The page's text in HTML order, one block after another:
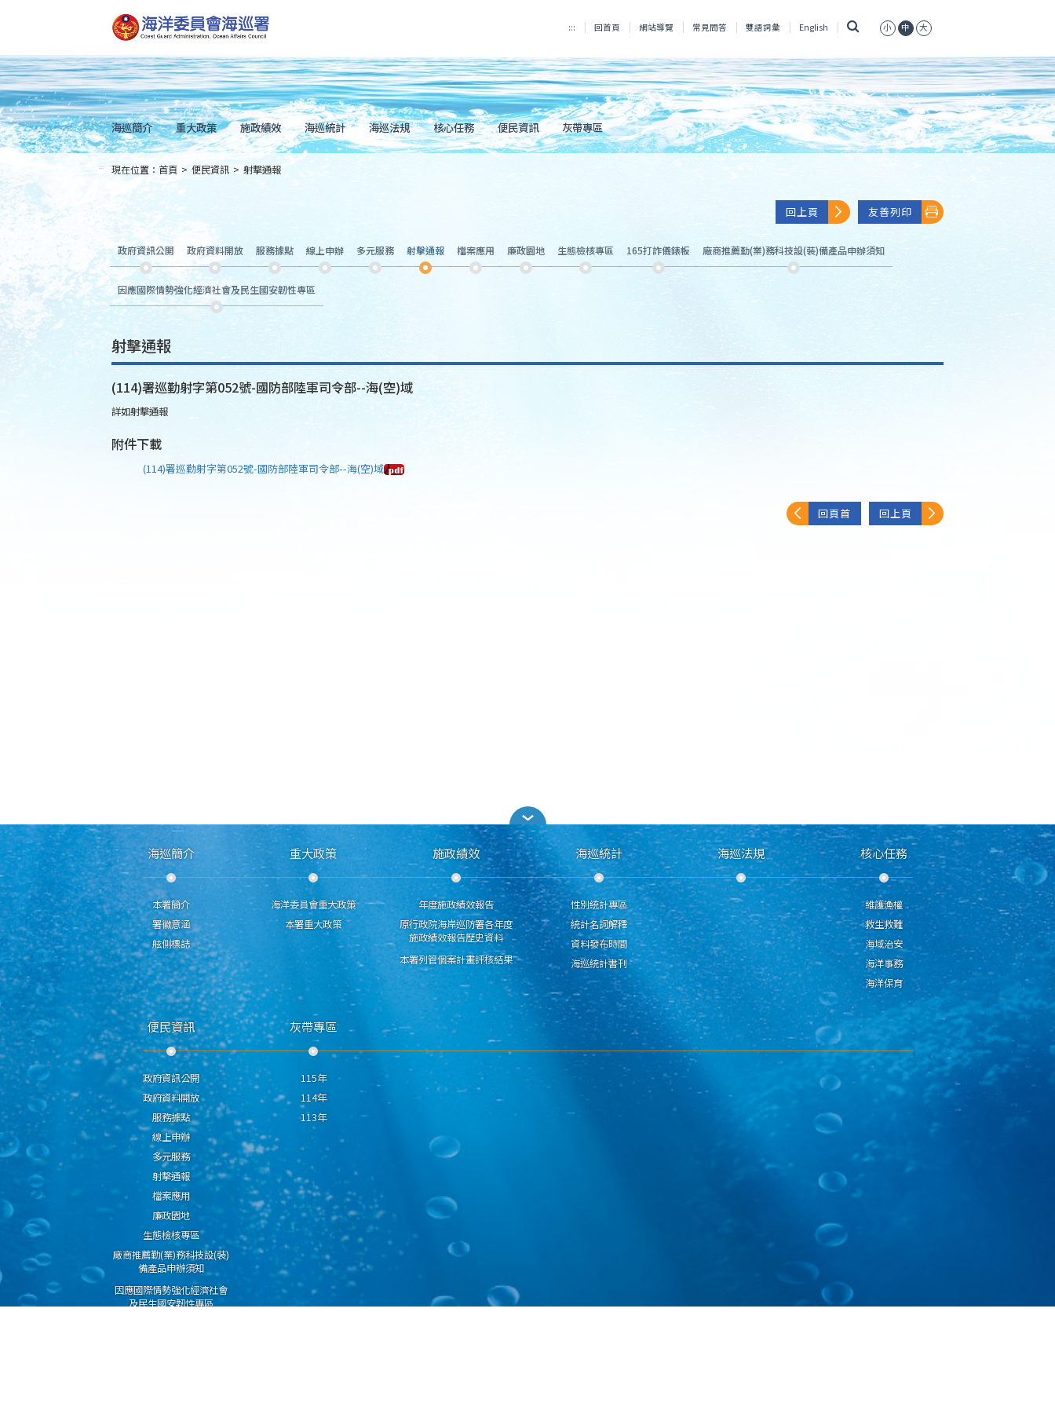
到
主
內
容
Skip
to
main
content
::: 回首頁 網站導覽 常見問答 雙語詞彙 English 小 中 大
海巡簡介 重大政策 施政績效 海巡統計 海巡法規 核心任務 便民資訊 灰帶專區
::: 現在位置： 首頁 > 便民資訊 > 射擊通報
回上頁 友善列印
政府資訊公開 政府資料開放 服務據點 線上申辦 多元服務 射擊通報 檔案應用 廉政園地 生態檢核專區 165打詐儀錶板 廠商推薦勤(業)務科技設(裝)備產品申辦須知
因應國際情勢強化經濟社會及民生國安韌性專區
射擊通報
(114)署巡勤射字第052號-國防部陸軍司令部--海(空)域
詳如射擊通報
附件下載
(114)署巡勤射字第052號-國防部陸軍司令部--海(空)域
回頁首 回上頁
海巡簡介
本署簡介
署徽意涵
舷側標誌
重大政策
海洋委員會重大政策
本署重大政策
施政績效
年度施政績效報告
原行政院海岸巡防署各年度
施政績效報告歷史資料
本署列管個案計畫評核結果
海巡統計
性別統計專區
統計名詞解釋
資料發布時間
海巡統計書刊
海巡法規 核心任務
維護漁權
救生救難
海域治安
海洋事務
海洋保育
便民資訊
政府資訊公開
政府資料開放
服務據點
線上申辦
多元服務
射擊通報
檔案應用
廉政園地
生態檢核專區
廠商推薦勤(業)務科技設(裝)
備產品申辦須知
因應國際情勢強化經濟社會
及民生國安韌性專區
灰帶專區
115年
114年
113年